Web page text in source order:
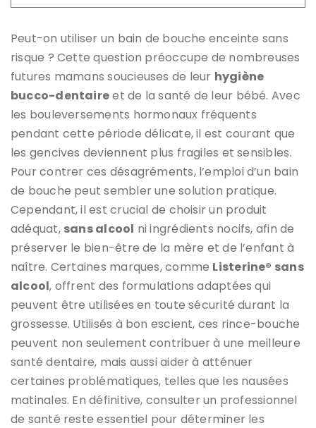
Peut-on utiliser un bain de bouche enceinte sans
risque ? Cette question préoccupe de nombreuses
futures mamans soucieuses de leur hygiène
bucco-dentaireet de la santé de leur bébé. Avec
les bouleversements hormonaux fréquents
pendant cette période délicate, il est courant que
les gencives deviennent plus fragiles et sensibles.
Pour contrer ces désagréments, l’emploi d’un bain
de bouche peut sembler une solution pratique.
Cependant, il est crucial de choisir un produit
adéquat, sans alcool ni ingrédients nocifs, afin de
préserver le bien-être de la mère et de l’enfant à
naître. Certaines marques, comme Listerine® sans
alcool, offrent des formulations adaptées qui
peuvent être utilisées en toute sécurité durant la
grossesse. Utilisés à bon escient, ces rince-bouche
peuvent non seulement contribuer à une meilleure
santé dentaire, mais aussi aider à atténuer
certaines problématiques, telles que les nausées
matinales. En définitive, consulter un professionnel
de santé reste essentiel pour déterminer les